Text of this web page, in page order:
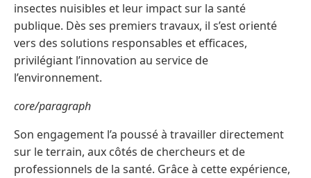
insectes nuisibles et leur impact sur la santé
publique. Dès ses premiers travaux, il s’est orienté
vers des solutions responsables et efficaces,
privilégiant l’innovation au service de
l’environnement.
core/paragraph
Son engagement l’a poussé à travailler directement
sur le terrain, aux côtés de chercheurs et de
professionnels de la santé. Grâce à cette expérience,